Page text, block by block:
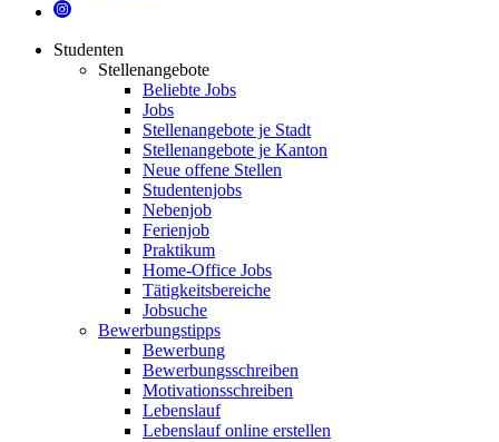
Studenten
Stellenangebote
Beliebte Jobs
Jobs
Stellenangebote je Stadt
Stellenangebote je Kanton
Neue offene Stellen
Studentenjobs
Nebenjob
Ferienjob
Praktikum
Home-Office Jobs
Tätigkeitsbereiche
Jobsuche
Bewerbungstipps
Bewerbung
Bewerbungsschreiben
Motivationsschreiben
Lebenslauf
Lebenslauf online erstellen